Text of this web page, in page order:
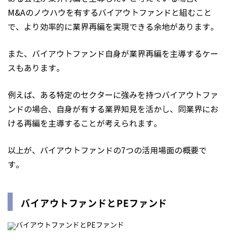
M&Aのノウハウを有するバイアウトファンドと組むこと
で、より効率的に業界再編を実現できる余地があります。
また、バイアウトファンド自身が業界再編を主導するケー
スもあります。
例えば、ある特定のセクターに強みを持つバイアウトファ
ンドの場合、自身が有する業界知見を活かし、同業界にお
ける再編を主導することが考えられます。
以上が、バイアウトファンドの7つの活用場面の概要で
す。
バイアウトファンドとPEファンド